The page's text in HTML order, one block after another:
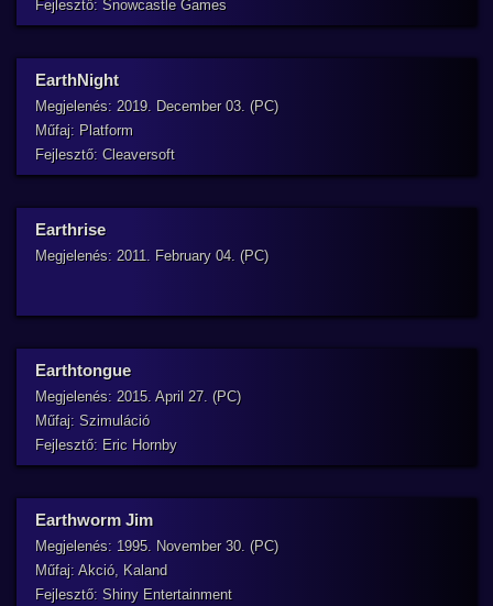
Fejlesztő: Snowcastle Games
EarthNight
Megjelenés: 2019. December 03. (PC)
Műfaj: Platform
Fejlesztő: Cleaversoft
Earthrise
Megjelenés: 2011. February 04. (PC)
Earthtongue
Megjelenés: 2015. April 27. (PC)
Műfaj: Szimuláció
Fejlesztő: Eric Hornby
Earthworm Jim
Megjelenés: 1995. November 30. (PC)
Műfaj: Akció, Kaland
Fejlesztő: Shiny Entertainment